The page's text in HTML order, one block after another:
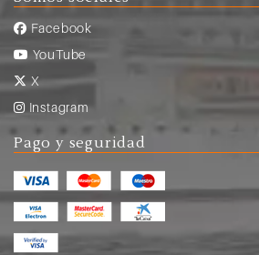
Facebook
YouTube
X
Instagram
Pago y seguridad